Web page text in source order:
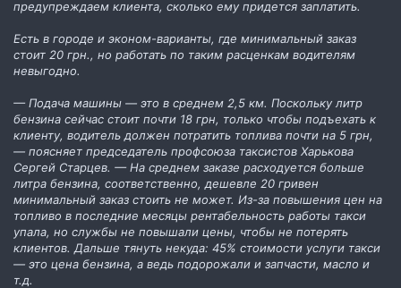
предупреждаем клиента, сколько ему придется заплатить.
Есть в городе и эконом-варианты, где минимальный заказ
стоит 20 грн., но работать по таким расценкам водителям
невыгодно.
— Подача машины — это в среднем 2,5 км. Поскольку литр
бензина сейчас cтоит почти 18 грн, только чтобы подъехать к
клиенту, водитель должен потратить топлива почти на 5 грн,
— поясняет председатель профсоюза таксистов Харькова
Сергей Старцев. — На среднем заказе расходуется больше
литра бензина, соответственно, дешевле 20 гривен
минимальный заказ стоить не может. Из-за повышения цен на
топливо в последние месяцы рентабельность работы такси
упала, но службы не повышали цены, чтобы не потерять
клиентов. Дальше тянуть некуда: 45% стоимости услуги такси
— это цена бензина, а ведь подорожали и запчасти, масло и
т.д.